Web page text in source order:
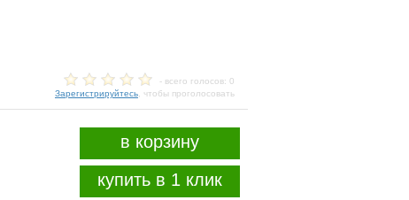
- всего голосов: 0
Зарегистрируйтесь , чтобы проголосовать
в корзину
купить в 1 клик